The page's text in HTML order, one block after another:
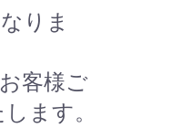
りま
客様ご
ます。